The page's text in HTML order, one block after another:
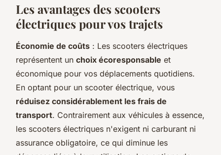
Les avantages des scooters
électriques pour vos trajets
Économie de coûts : Les scooters électriques
représentent un choix écoresponsable et
économique pour vos déplacements quotidiens.
En optant pour un scooter électrique, vous
réduisez considérablement les frais de
transport. Contrairement aux véhicules à essence,
les scooters électriques n'exigent ni carburant ni
assurance obligatoire, ce qui diminue les